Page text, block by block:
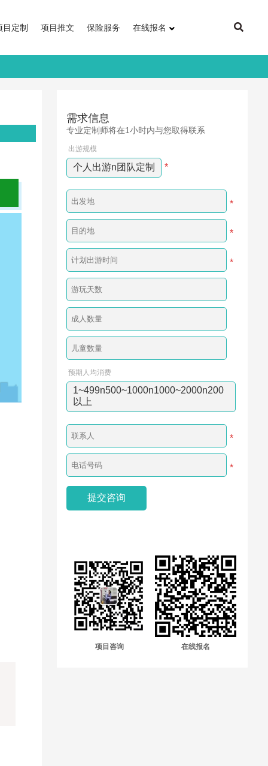
目定制 项目推文 保险服务 在线报名
需求信息
专业定制师将在1小时内与您取得联系
出游规模
个人出游n团队定制 *
*
*
*
预期人均消费
1~499n500~1000n1000~2000n200
以上
*
*
项目咨询 在线报名